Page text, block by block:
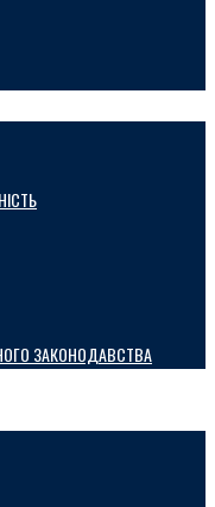
ЗАКОНОДАВСТВА